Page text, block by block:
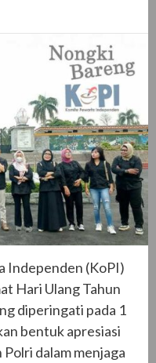
Independen (KoPI)
Hari Ulang Tahun
diperingati pada 1
bentuk apresiasi
dalam menjaga